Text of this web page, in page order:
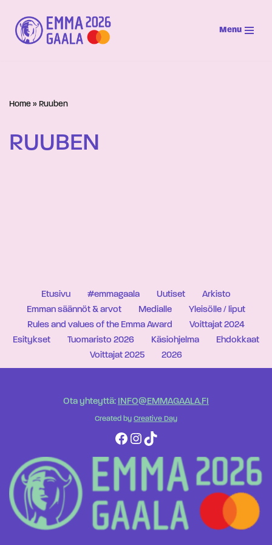
Siirry
suoraan
Menu
Home » Ruuben
RUUBEN
Etusivu #emmagaala Uutiset
Arkisto
Emman säännöt & arvot
Medialle
Yleisölle / liput
Rules and values of the Emma Award
Voittajat 2024
Esitykset
Tuomaristo 2026 Käsiohjelma
Ehdokkaat
Voittajat 2025
2026
Ota yhteyttä: INFO@EMMAGAALA.FI
Created by Creative Day